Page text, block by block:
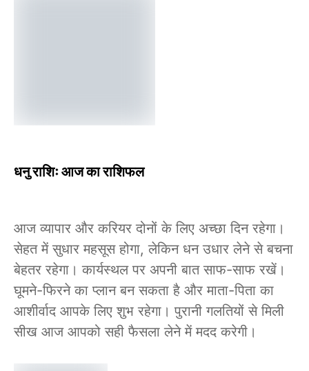
धनु राशिः आज का राशिफल
आज व्यापार और करियर दोनों के लिए अच्छा दिन रहेगा।
सेहत में सुधार महसूस होगा, लेकिन धन उधार लेने से बचना
बेहतर रहेगा। कार्यस्थल पर अपनी बात साफ-साफ रखें।
घूमने-फिरने का प्लान बन सकता है और माता-पिता का
आशीर्वाद आपके लिए शुभ रहेगा। पुरानी गलतियों से मिली
सीख आज आपको सही फैसला लेने में मदद करेगी।